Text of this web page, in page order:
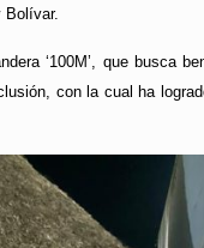
Bolívar.
‘100M’, que busca
con la cual ha